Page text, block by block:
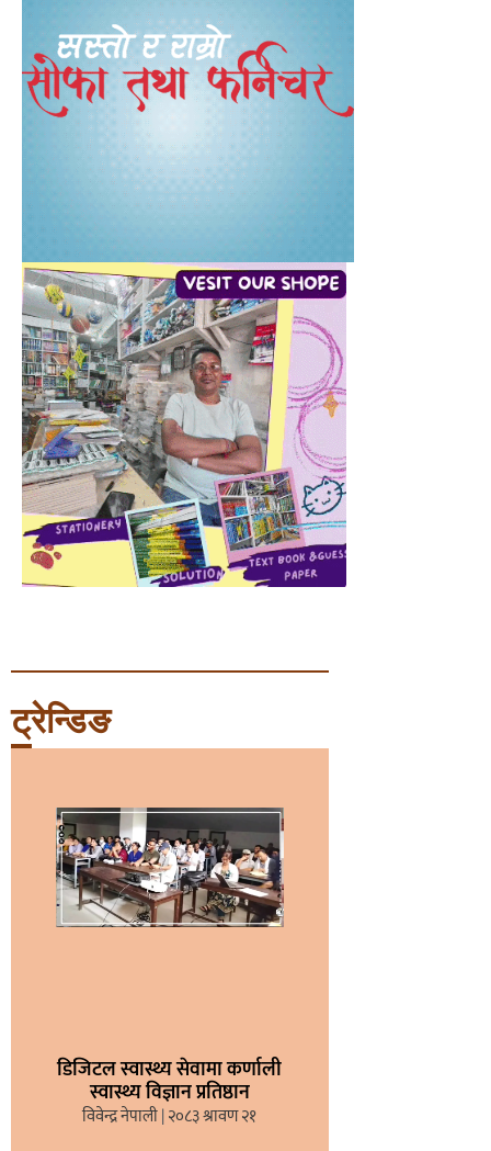
ट्रेन्डिङ
डिजिटल स्वास्थ्य सेवामा कर्णाली
स्वास्थ्य विज्ञान प्रतिष्ठान
विवेन्द्र नेपाली २०८३ श्रावण २१